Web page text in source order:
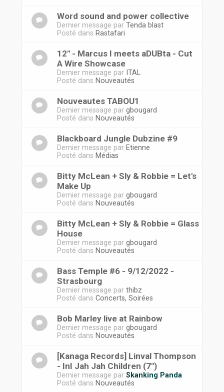
Word sound and power collective
Dernier message par Tenda blast
Posté dans Rastafari
12'' - Marcus I meets aDUBta - Cut
A Wire Showcase
Dernier message par ITAL
Posté dans Nouveautés
Nouveautes TABOU1
Dernier message par gbougard
Posté dans Nouveautés
Blackboard Jungle Dubzine #9
Dernier message par Etienne
Posté dans Médias
Bitty McLean + Sly & Robbie = Let's
Make Up
Dernier message par gbougard
Posté dans Nouveautés
Bitty McLean + Sly & Robbie = Glass
House
Dernier message par gbougard
Posté dans Nouveautés
Bass Temple #6 - 9/12/2022 -
Strasbourg
Dernier message par thibz
Posté dans Concerts, Soirées
Bob Marley live at Rainbow
Dernier message par gbougard
Posté dans Nouveautés
[Kanaga Records] Linval Thompson
- InI Jah Jah Children (7")
Dernier message par Skanking Panda
Posté dans Nouveautés